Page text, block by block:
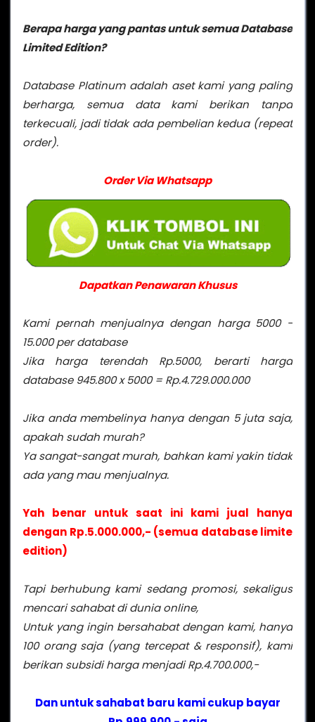
Berapa harga yang pantas untuk semua Database
Limited Edition?
Database Platinum adalah aset kami yang paling
berharga, semua data kami berikan tanpa
terkecuali, jadi tidak ada pembelian kedua (repeat
order).
Order Via Whatsapp
Dapatkan Penawaran Khusus
Kami pernah menjualnya dengan harga 5000 -
15.000 per database
Jika harga terendah Rp.5000, berarti harga
database 945.800 x 5000 = Rp.4.729.000.000
Jika anda membelinya hanya dengan 5 juta saja,
apakah sudah murah?
Ya sangat-sangat murah, bahkan kami yakin tidak
ada yang mau menjualnya.
Yah benar untuk saat ini kami jual hanya
dengan Rp.5.000.000,- (semua database limite
edition)
Tapi berhubung kami sedang promosi, sekaligus
mencari sahabat di dunia online,
Untuk yang ingin bersahabat dengan kami, hanya
100 orang saja (yang tercepat & responsif), kami
berikan subsidi harga menjadi Rp.4.700.000,-
Dan untuk sahabat baru kami cukup bayar